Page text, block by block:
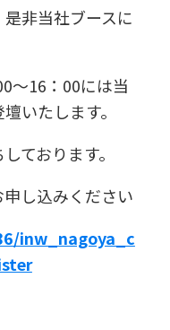
非当社ブースに
～16：00には当
いたします。
ております。
し込みください
inw_nagoya_c